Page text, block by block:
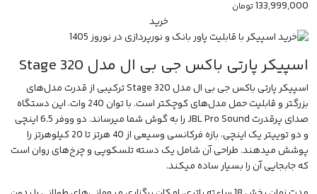
133,999,000تومان
خرید
اسپیکر پارتی باکس جی بی ال مدل Stage 320
اسپیکر پارتی باکس جی بی ال مدل Stage 320
ترکیبی از قدرت مدل‌های
بزرگتر و قابلیت حمل مدل‌های کوچکتر است. با توان 240 وات، این دستگاه
صدای پرقدرت JBL Pro Sound را به گوش شما میرساند. دو ووفر 6.5 اینچی
و دو توییتر یک اینچی، بازه فرکانسی وسیعی از 40 هرتز تا 20 کیلوهرتز را
پوشش میدهند. طراحی آن شامل یک دسته تلسکوپی و چرخ‌های روان است
که جابجایی آن را بسیار ساده میکند.